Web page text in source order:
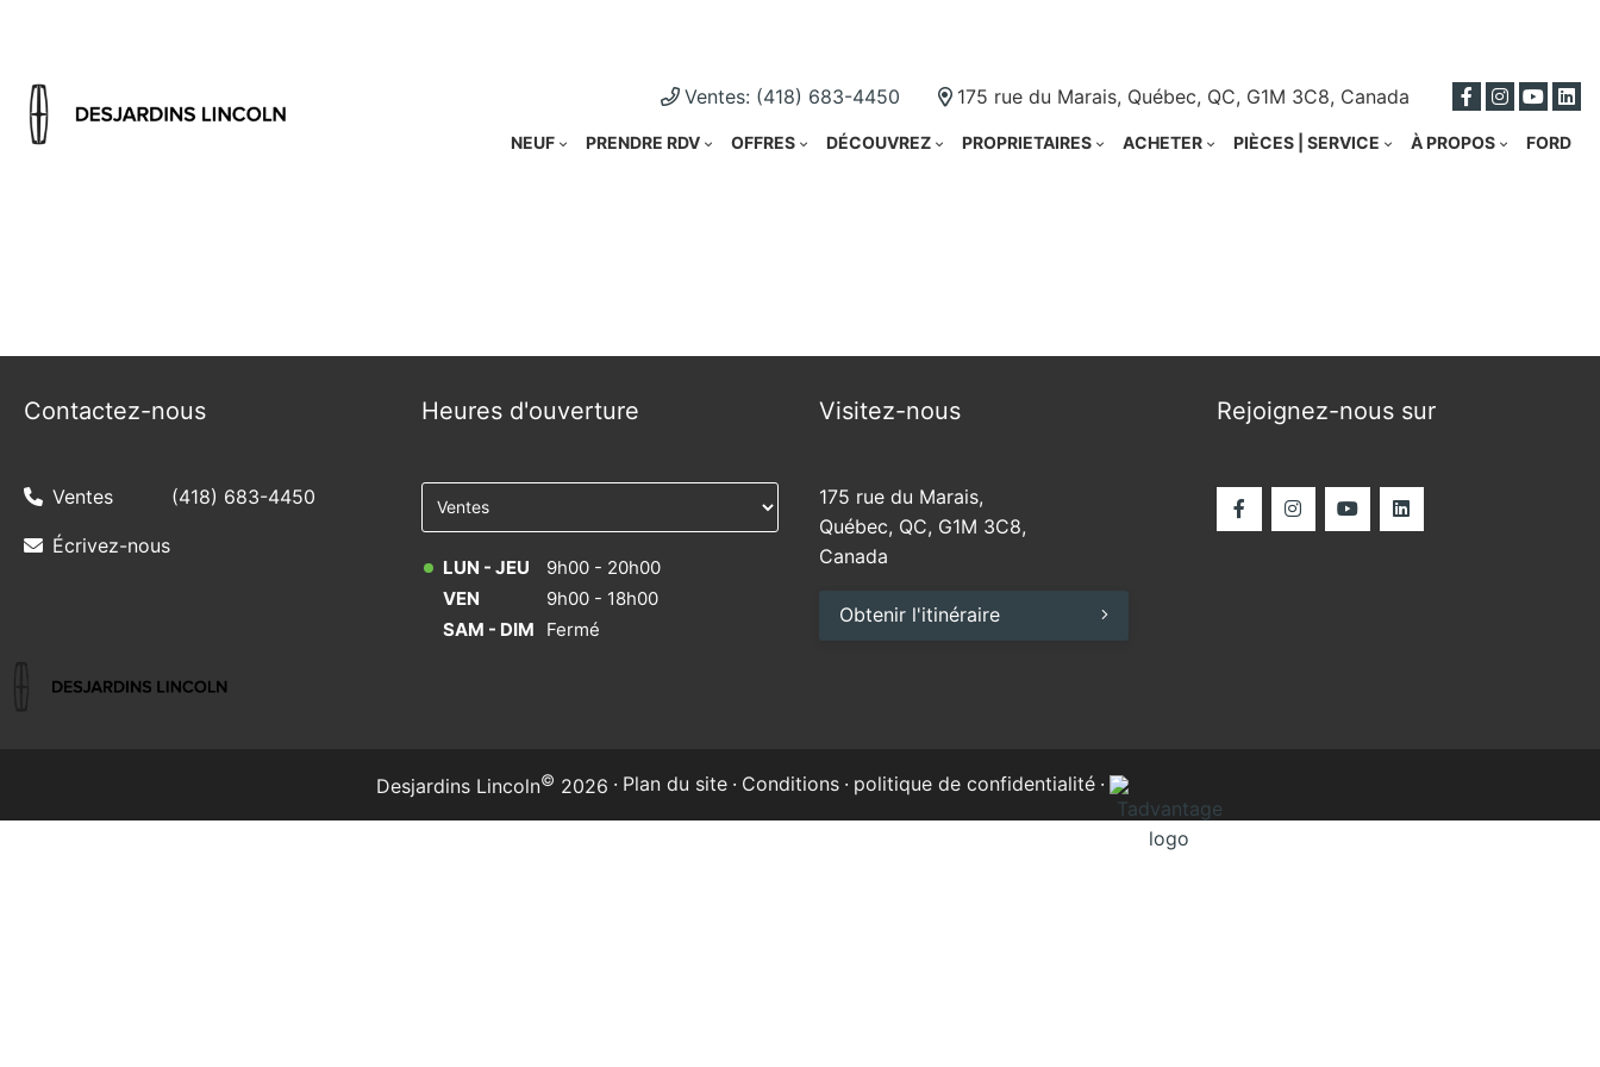
Ventes: (418) 683-4450 175 rue du Marais, Québec, QC, G1M 3C8, Canada
NEUF PRENDRE RDV OFFRES DÉCOUVREZ PROPRIETAIRES ACHETER PIÈCES | SERVICE À PROPOS FORD
Contactez-nous
Ventes (418) 683-4450
Écrivez-nous
Heures d'ouverture
LUN - JEU
9h00 - 20h00
VEN
9h00 - 18h00
SAM - DIM
Fermé
Visitez-nous
175 rue du Marais,
Québec, QC, G1M 3C8,
Canada
Obtenir l'itinéraire
Rejoignez-nous sur
Desjardins Lincoln© 2026 · Plan du site · Conditions · politique de confidentialité ·